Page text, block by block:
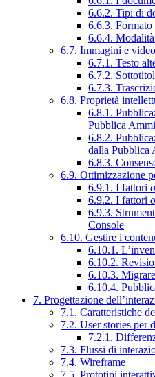
6.6.2. Tipi di
6.6.3.
6.6.4.
6.7. Immagini e video
6.7.1. Testo
6.7.2.
6.7.3.
6.8. Proprietà
6.8.1.
Pubblica
6.8.2.
dalla Pubblica
6.8.3.
6.9. Ottimizzazione
6.9.1. I fattori
6.9.2. I fattori
6.9.3.
Console
6.10. Gestire i
6.10.1.
6.10.2.
6.10.3.
6.10.4.
7. Progettazione
7.1. Caratteristiche
7.2. User stories per
7.2.1.
7.3. Flussi di
7.4. Wireframe
7.5. Prototipi